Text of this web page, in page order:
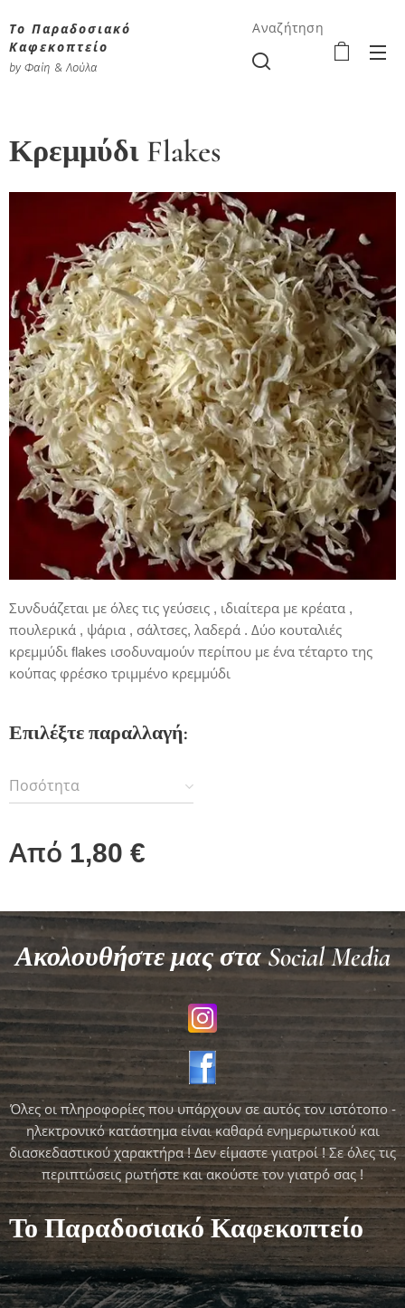
Το Παραδοσιακό
Καφεκοπτείο
by Φαίη & Λούλα
Αναζήτηση
Κρεμμύδι Flakes
Συνδυάζεται με όλες τις γεύσεις , ιδιαίτερα με κρέατα ,
πουλερικά , ψάρια , σάλτσες, λαδερά . Δύο κουταλιές
κρεμμύδι flakes ισοδυναμούν περίπου με ένα τέταρτο της
κούπας φρέσκο τριμμένο κρεμμύδι
Επιλέξτε παραλλαγή:
Ποσότητα
Από 1,80 €
Ακολουθήστε μας στα Social Media
Όλες οι πληροφορίες που υπάρχουν σε αυτός τον ιστότοπο -
ηλεκτρονικό κατάστημα είναι καθαρά ενημερωτικού και
διασκεδαστικού χαρακτήρα ! Δεν είμαστε γιατροί ! Σε όλες τις
περιπτώσεις ρωτήστε και ακούστε τον γιατρό σας !
Το Παραδοσιακό Καφεκοπτείο